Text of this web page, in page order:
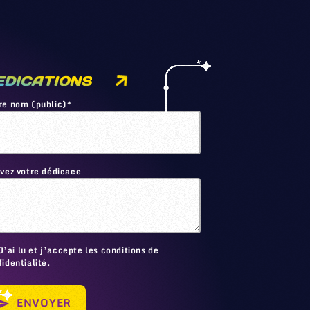
nom (public)*
votre dédicace
lu et j’accepte les conditions de
ENVOYER